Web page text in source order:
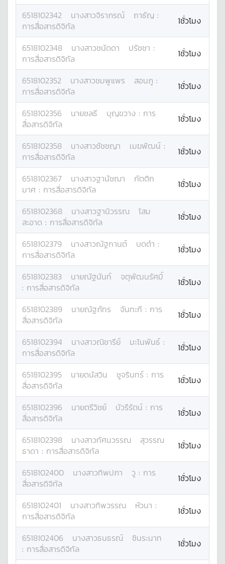
6518102342 นางสาวจิราภรณ์ ถาธัญ :
การสื่อสารดิจิทัล
1ชั่วโมง
6518102348 นางสาวชนัดดา ปรัชชา :
การสื่อสารดิจิทัล
1ชั่วโมง
6518102352 นางสาวชมพูแพร สอนภู :
การสื่อสารดิจิทัล
1ชั่วโมง
6518102356 นายชลธี บุญขวาง : การ
สื่อสารดิจิทัล
1ชั่วโมง
6518102358 นางสาวชัชชญา เมฆพัฒน์ :
การสื่อสารดิจิทัล
1ชั่วโมง
6518102367 นางสาวฐานัชฌา
กัตติก
มาศ : การสื่อสารดิจิทัล 1ชั่วโมง
6518102368 นางสาวฐานิวรรณ
โสม
สะอาด : การสื่อสารดิจิทัล 1ชั่วโมง
6518102379 นางสาวณัฐกานต์ บดต๋า :
การสื่อสารดิจิทัล
1ชั่วโมง
6518102383 นายณัฐนันท์
จตุพัฒนรัศมิ์
: การสื่อสารดิจิทัล 1ชั่วโมง
6518102389 นายณัฐภัทร จันทะกี : การ
สื่อสารดิจิทัล
1ชั่วโมง
6518102394 นางสาวณิชารีย์ มะโนพันธ์ :
การสื่อสารดิจิทัล
1ชั่วโมง
6518102395 นายดนัสวิน ชูจรินทร์ : การ
สื่อสารดิจิทัล
1ชั่วโมง
6518102396 นายตรีวิชย์ บัวรีรัตน์ : การ
สื่อสารดิจิทัล
1ชั่วโมง
6518102398 นางสาวทัศนวรรณ
สุวรรณ
ธาดา : การสื่อสารดิจิทัล 1ชั่วโมง
6518102400 นางสาวทิพปภา วู : การ
สื่อสารดิจิทัล
1ชั่วโมง
6518102401 นางสาวทิพวรรณ หัวนา :
การสื่อสารดิจิทัล
1ชั่วโมง
6518102406 นางสาวธนธรณ์
ชินระนาท
: การสื่อสารดิจิทัล 1ชั่วโมง